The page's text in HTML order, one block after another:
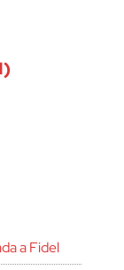
a Fidel